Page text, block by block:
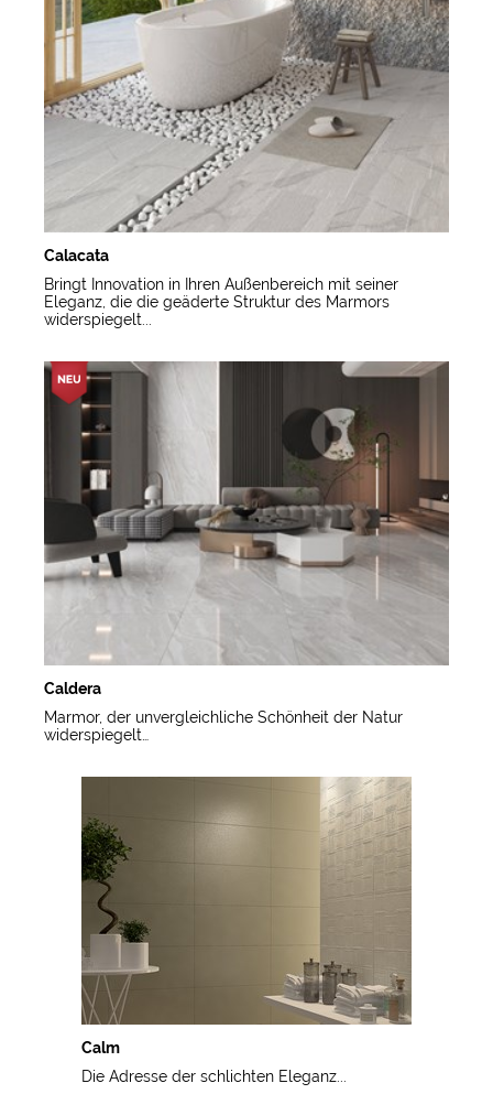
Calacata
Bringt Innovation in Ihren Außenbereich mit seiner
Eleganz, die die geäderte Struktur des Marmors
widerspiegelt...
Caldera
Marmor, der unvergleichliche Schönheit der Natur
widerspiegelt…
Calm
Die Adresse der schlichten Eleganz...